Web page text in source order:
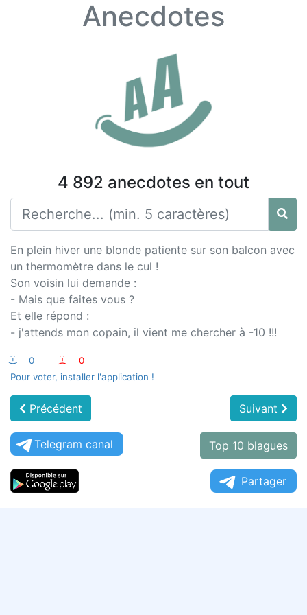
Anecdotes
4 892 anecdotes en tout
En plein hiver une blonde patiente sur son balcon avec
un thermomètre dans le cul !
Son voisin lui demande :
- Mais que faites vous ?
Et elle répond :
- j'attends mon copain, il vient me chercher à -10 !!!
:-) 0 :-(
0
Pour voter, installer l'application !
Précédent Suivant
Telegram canal Top 10 blagues
Partager